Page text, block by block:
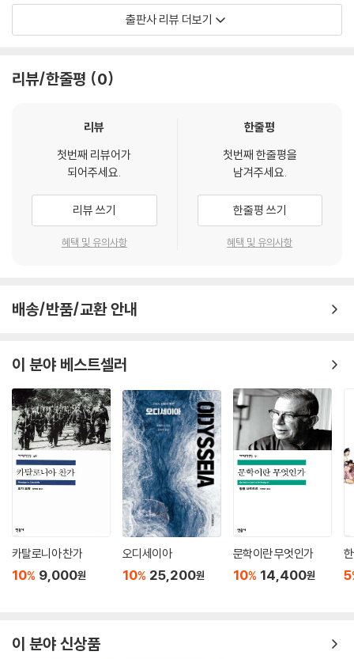
로 작품 정전을 조율하고 작품의 해석 방식을 확대함으로써 서로의 차이를
인정하며 이해의 지평을 확대하는 과정이 필요하다.
의 사유와 상상력과 감각에도 제한을 가함으로써 특정한 시인의 작품만을
는 그 외의 시인을 배제하는 검열 기제가 작동하기 때문이다. 그러나 강고
서 정전의 변화가 나타난다.
따라서 현재까지 남한과 북한이 각기 다르게 형성한 정전 목록을 확인하고
각각의 정전화 과정의 특성을 살필 필요가 있다. 차이를 인정하고 이해할
때 소통하며 함께할 가능성이 열리기 때문이다. 특히 한국 시 문학 텍스트
반영한 새로운 정전 목록을 구성하는 ‘정전 실천’ 과정이 필요한 이유다.
자료를 보는 것이 여전히 불편하다. 오히려 일본, 중국, 미국 등의 대학 도
서관에서 더 편하게 접할 수 있다. 해외 학술 대회에서도 남북한 연구자는
주체가 되지 못하고 있다. 해외 연구자는 남북한, 일본, 중국, 미국 등의 자
료를 아우른 통합적인 시각에서 자유롭게 연구하는 반면, 남북한 연구자는
서로 소통하지 못한 채 제한된 자료와 시각 속에서 연구한다. 연구자가 연
구 대상에서 소외되는 아이러니가 발생하지 않도록 남북한 자료를 원활하
게 공유하며 소통할 수 있는 환경이 마련되기를 바란다.
출판사 리뷰 더보기
리뷰/한줄평 0
리뷰
첫번째 리뷰어가
되어주세요.
리뷰 쓰기
혜택 및 유의사항
한줄평
첫번째 한줄평을
남겨주세요.
한줄평 쓰기
혜택 및 유의사항
배송/반품/교환 안내
이 분야 베스트셀러
카탈로니아 찬가
10% 9,000원
오디세이아
10% 25,200원
문학이란 무엇인가
10% 14,400원 5
이 분야 신상품